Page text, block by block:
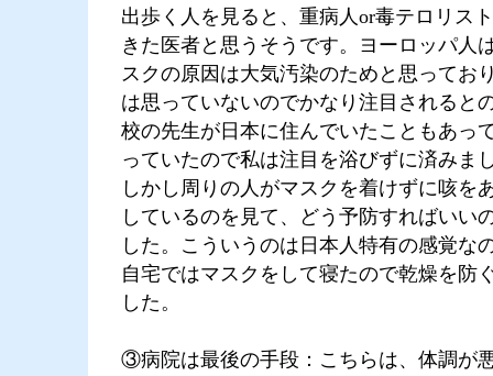
出歩く人を見ると、重病人or毒テロリス
きた医者と思うそうです。ヨーロッパ人
スクの原因は大気汚染のためと思ってお
は思っていないのでかなり注目されると
校の先生が日本に住んでいたこともあっ
っていたので私は注目を浴びずに済みま
しかし周りの人がマスクを着けずに咳を
しているのを見て、どう予防すればいい
した。こういうのは日本人特有の感覚な
自宅ではマスクをして寝たので乾燥を防
した。
③病院は最後の手段：こちらは、体調が